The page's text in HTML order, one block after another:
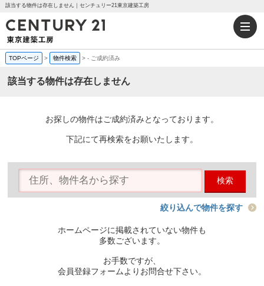
該当する物件は存在しません｜センチュリー21東京建築工房
TOPページ > 物件検索 >- ご成約済み
該当する物件は存在しません
お探しの物件はご成約済みとなっております。
下記にて再検索をお願いたします。
検索
絞り込んで物件を探す
ホームページに掲載されていない物件も
多数ございます。
お手数ですが、
会員登録フォームよりお問合せ下さい。